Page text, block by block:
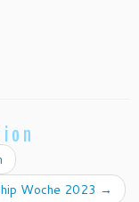
Woche 2023 →